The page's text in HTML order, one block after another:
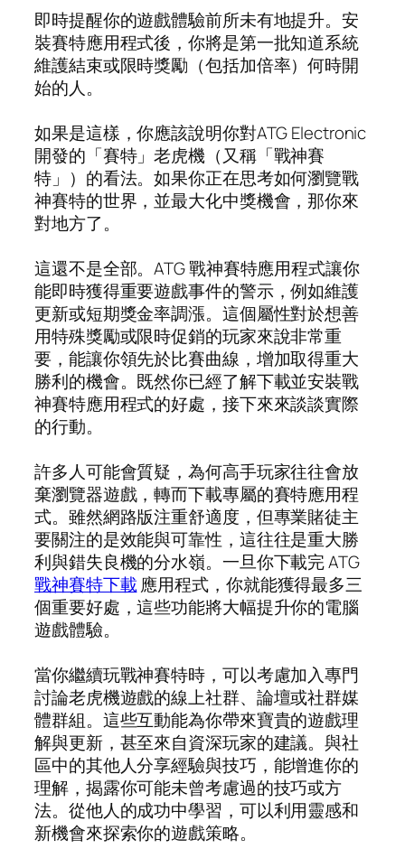
即時提醒你的遊戲體驗前所未有地提升。安
裝賽特應用程式後，你將是第一批知道系統
維護結束或限時獎勵（包括加倍率）何時開
始的人。
如果是這樣，你應該說明你對ATG Electronic
開發的「賽特」老虎機（又稱「戰神賽
特」）的看法。如果你正在思考如何瀏覽戰
神賽特的世界，並最大化中獎機會，那你來
對地方了。
這還不是全部。ATG 戰神賽特應用程式讓你
能即時獲得重要遊戲事件的警示，例如維護
更新或短期獎金率調漲。這個屬性對於想善
用特殊獎勵或限時促銷的玩家來說非常重
要，能讓你領先於比賽曲線，增加取得重大
勝利的機會。既然你已經了解下載並安裝戰
神賽特應用程式的好處，接下來來談談實際
的行動。
許多人可能會質疑，為何高手玩家往往會放
棄瀏覽器遊戲，轉而下載專屬的賽特應用程
式。雖然網路版注重舒適度，但專業賭徒主
要關注的是效能與可靠性，這往往是重大勝
利與錯失良機的分水嶺。一旦你下載完 ATG
戰神賽特下載 應用程式，你就能獲得最多三
個重要好處，這些功能將大幅提升你的電腦
遊戲體驗。
當你繼續玩戰神賽特時，可以考慮加入專門
討論老虎機遊戲的線上社群、論壇或社群媒
體群組。這些互動能為你帶來寶貴的遊戲理
解與更新，甚至來自資深玩家的建議。與社
區中的其他人分享經驗與技巧，能增進你的
理解，揭露你可能未曾考慮過的技巧或方
法。從他人的成功中學習，可以利用靈感和
新機會來探索你的遊戲策略。